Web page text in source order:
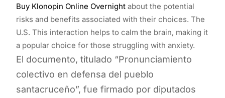
Buy Klonopin Online Overnight about the potential
risks and benefits associated with their choices. The
U.S. This interaction helps to calm the brain, making it
a popular choice for those struggling with anxiety.
El documento, titulado “Pronunciamiento
colectivo en defensa del pueblo
santacruceño”, fue firmado por diputados